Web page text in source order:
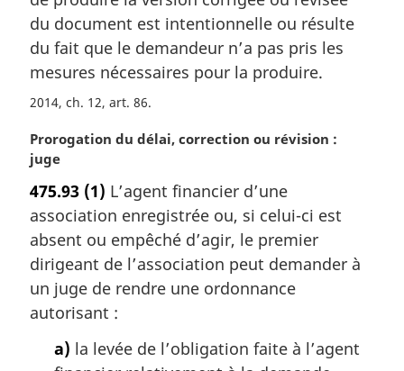
e
:
du document est intentionnelle ou résulte
du fait que le demandeur n’a pas pris les
mesures nécessaires pour la produire.
2014, ch. 12, art. 86
N
o
e
m
a
r
i
n
Prorogation du délai, correction ou révision :
juge
475.93 (1) L’agent financier d’une
association enregistrée ou, si celui-ci est
absent ou empêché d’agir, le premier
dirigeant de l’association peut demander à
un juge de rendre une ordonnance
autorisant :
a) la levée de l’obligation faite à l’agent